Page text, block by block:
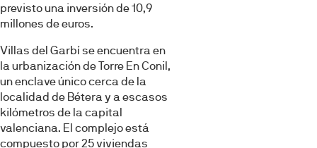
previsto una inversión de 10,9
millones de euros.
Villas del Garbí se encuentra en
la urbanización de Torre En Conil,
un enclave único cerca de la
localidad de Bétera y a escasos
kilómetros de la capital
valenciana. El complejo está
compuesto por 25 viviendas